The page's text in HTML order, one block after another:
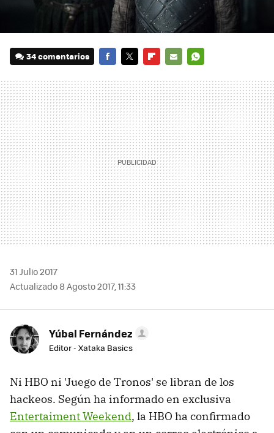
34 comentarios
MAIL
31 Julio 2017
Actualizado 8 Agosto 2017, 11:33
Yúbal Fernández
Editor - Xataka Basics
Ni HBO ni 'Juego de Tronos' se libran de los
hackeos. Según ha informado en exclusiva
Entertaiment Weekend, la HBO ha confirmado